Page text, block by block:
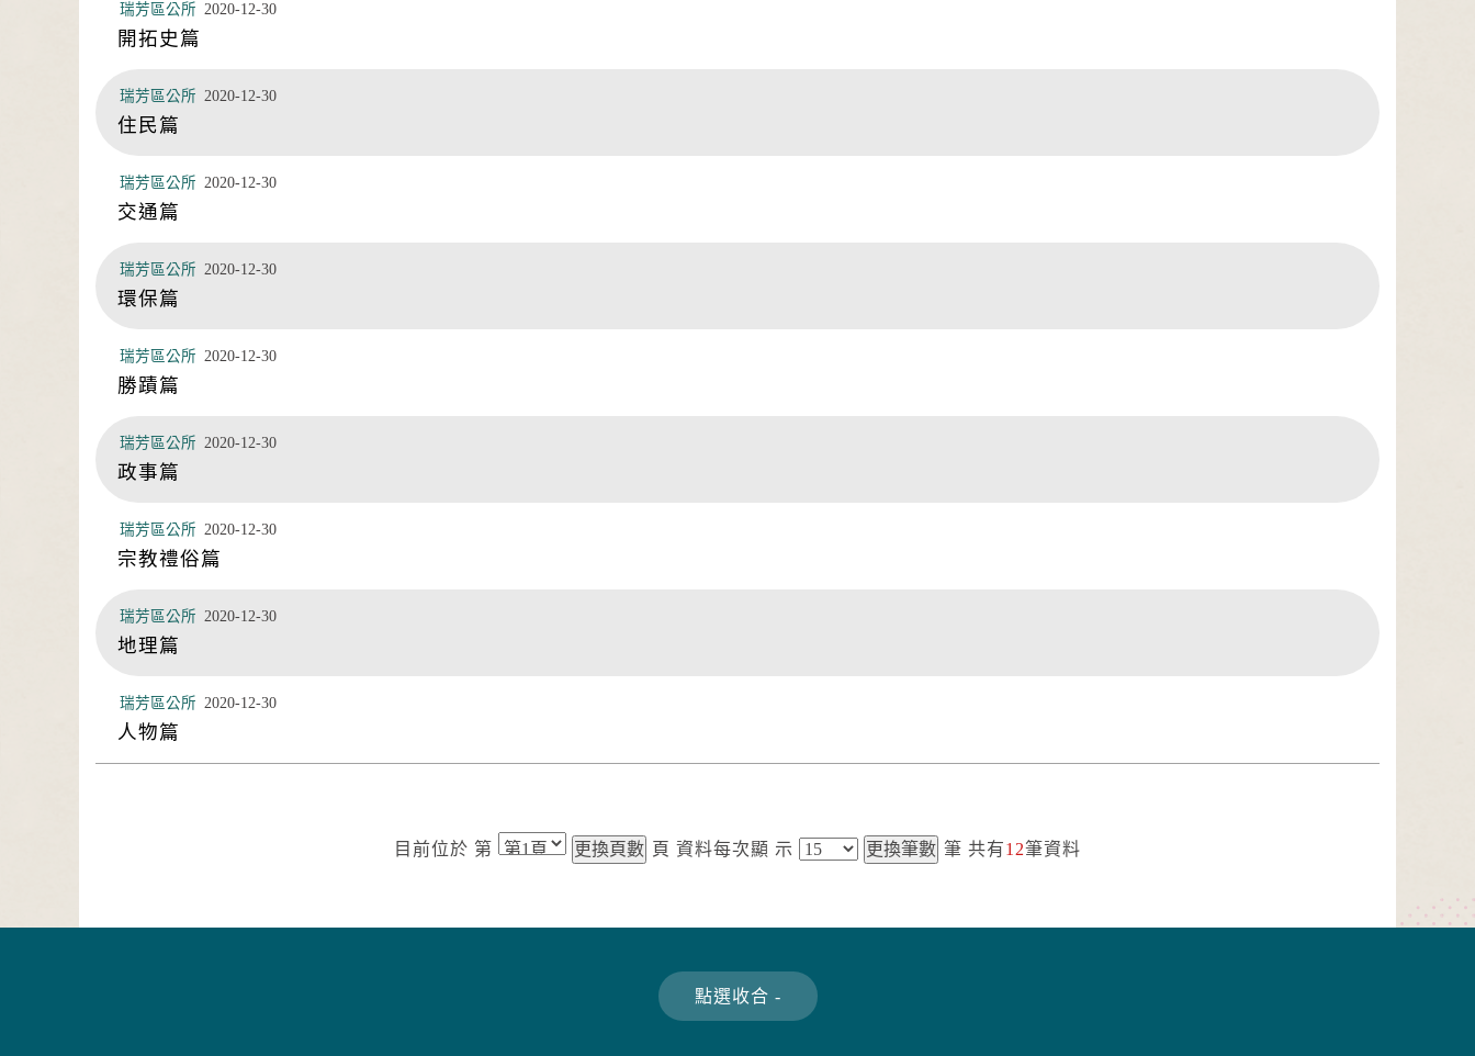
瑞芳區公所 2020-12-30
開拓史篇
瑞芳區公所 2020-12-30
住民篇
瑞芳區公所 2020-12-30
交通篇
瑞芳區公所 2020-12-30
環保篇
瑞芳區公所 2020-12-30
勝蹟篇
瑞芳區公所 2020-12-30
政事篇
瑞芳區公所 2020-12-30
宗教禮俗篇
瑞芳區公所 2020-12-30
地理篇
瑞芳區公所 2020-12-30
人物篇
目前位於 第 頁 資料每次顯 示 筆 共有12筆資料